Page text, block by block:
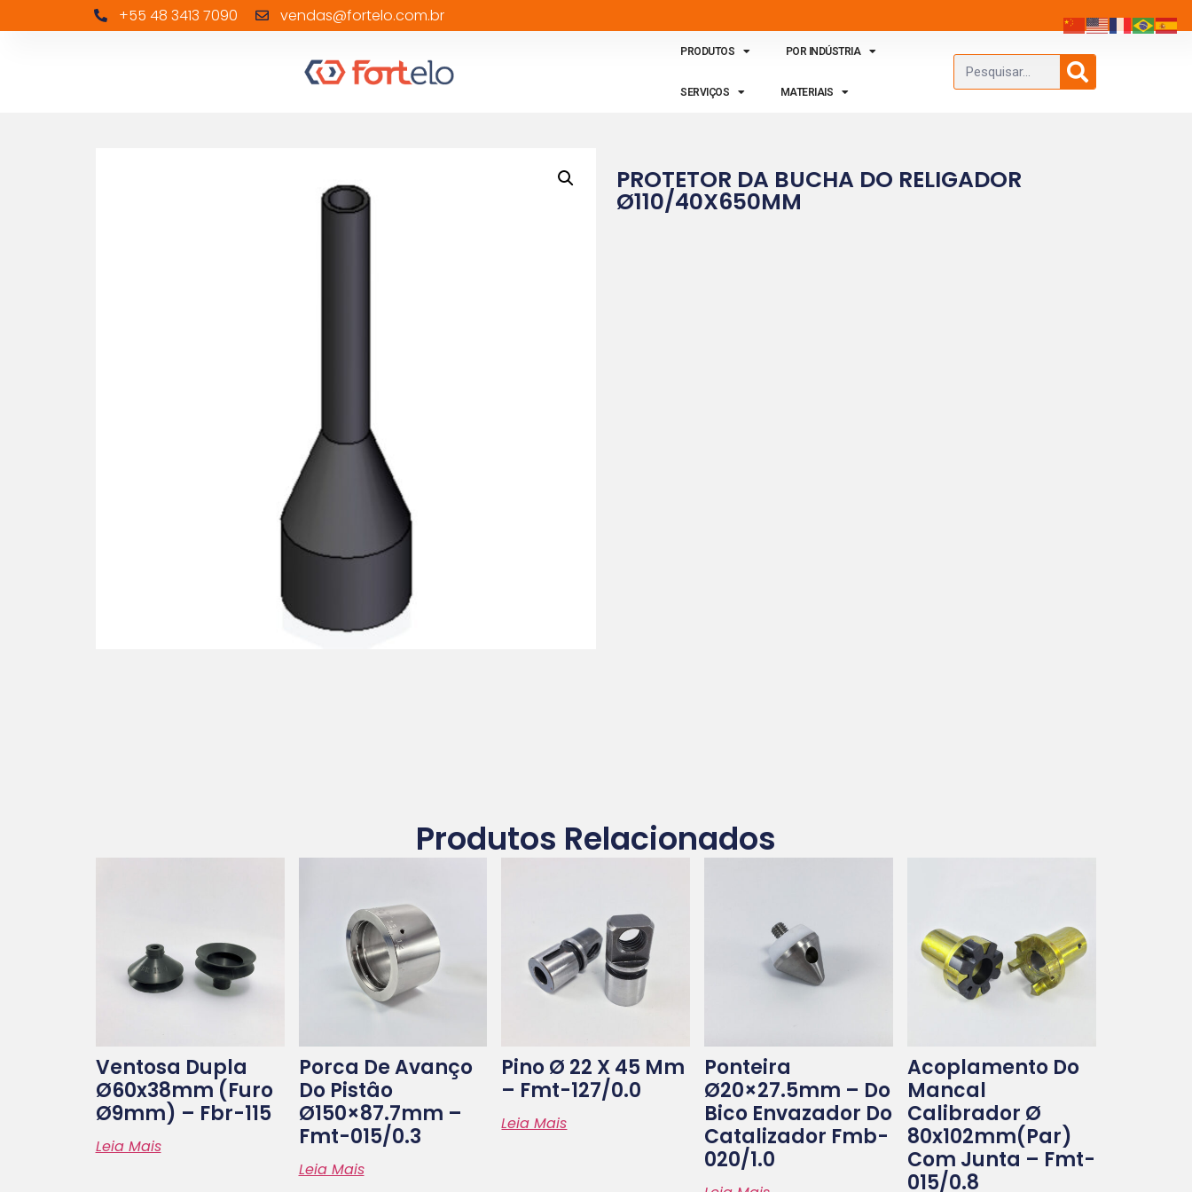
+55 48 3413 7090 vendas@fortelo.com.br
PRODUTOS POR INDÚSTRIA
SERVIÇOS MATERIAIS
PROTETOR DA BUCHA DO RELIGADOR
Ø110/40X650MM
Produtos Relacionados
Ventosa Dupla
Ø60x38mm (furo
Ø9mm) – Fbr-115
Leia Mais
Porca De Avanço
Do Pistâo
Ø150×87.7mm –
Fmt-015/0.3
Leia Mais
Pino Ø 22 X 45 Mm
– Fmt-127/0.0
Leia Mais
Ponteira
Ø20×27.5mm – Do
Bico Envazador Do
Catalizador Fmb-
020/1.0
Acoplamento Do
Mancal
Calibrador Ø
80x102mm(par)
Com Junta – Fmt-
015/0.8